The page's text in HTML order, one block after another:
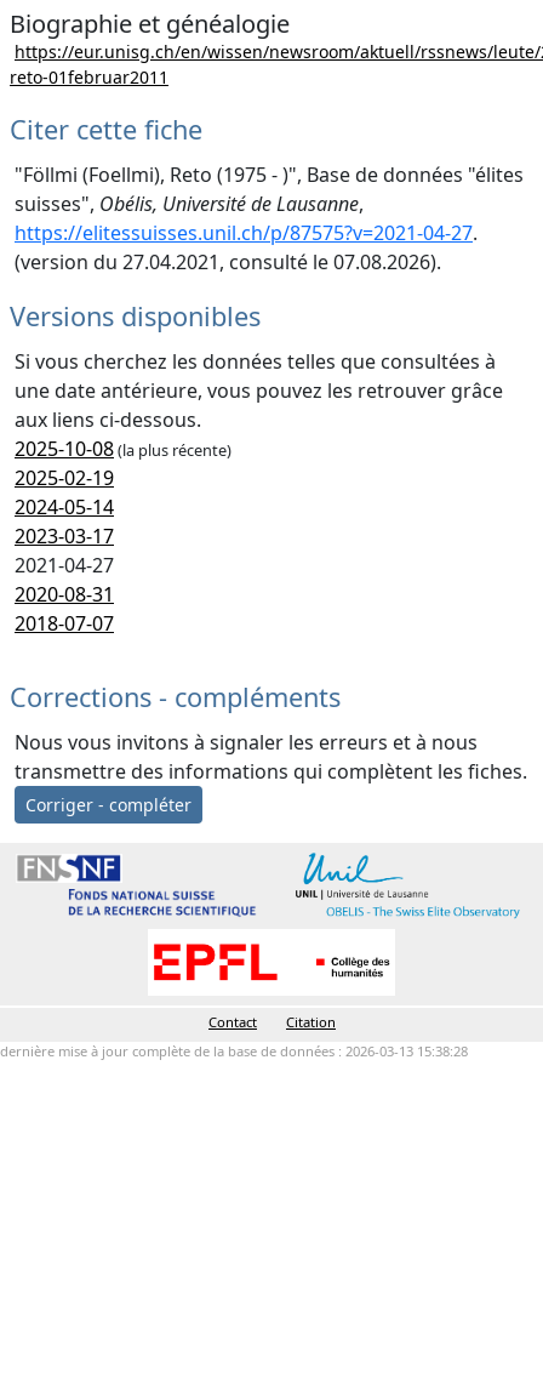
Biographie et généalogie
https://eur.unisg.ch/en/wissen/newsroom/aktuell/rssnews/
reto-01februar2011
Citer cette fiche
"Föllmi (Foellmi), Reto (1975 - )", Base de données "élites
suisses", Obélis, Université de Lausanne,
https://elitessuisses.unil.ch/p/87575?v=2021-04-27.
(version du 27.04.2021, consulté le 07.08.2026).
Versions disponibles
Si vous cherchez les données telles que consultées à
une date antérieure, vous pouvez les retrouver grâce
aux liens ci-dessous.
2025-10-08(la plus récente)
2025-02-19
2024-05-14
2023-03-17
2021-04-27
2020-08-31
2018-07-07
Corrections - compléments
Nous vous invitons à signaler les erreurs et à nous
transmettre des informations qui complètent les fiches.
Corriger - compléter
Contact
Citation
dernière mise à jour complète de la base de données : 2026-03-13 15:38:28